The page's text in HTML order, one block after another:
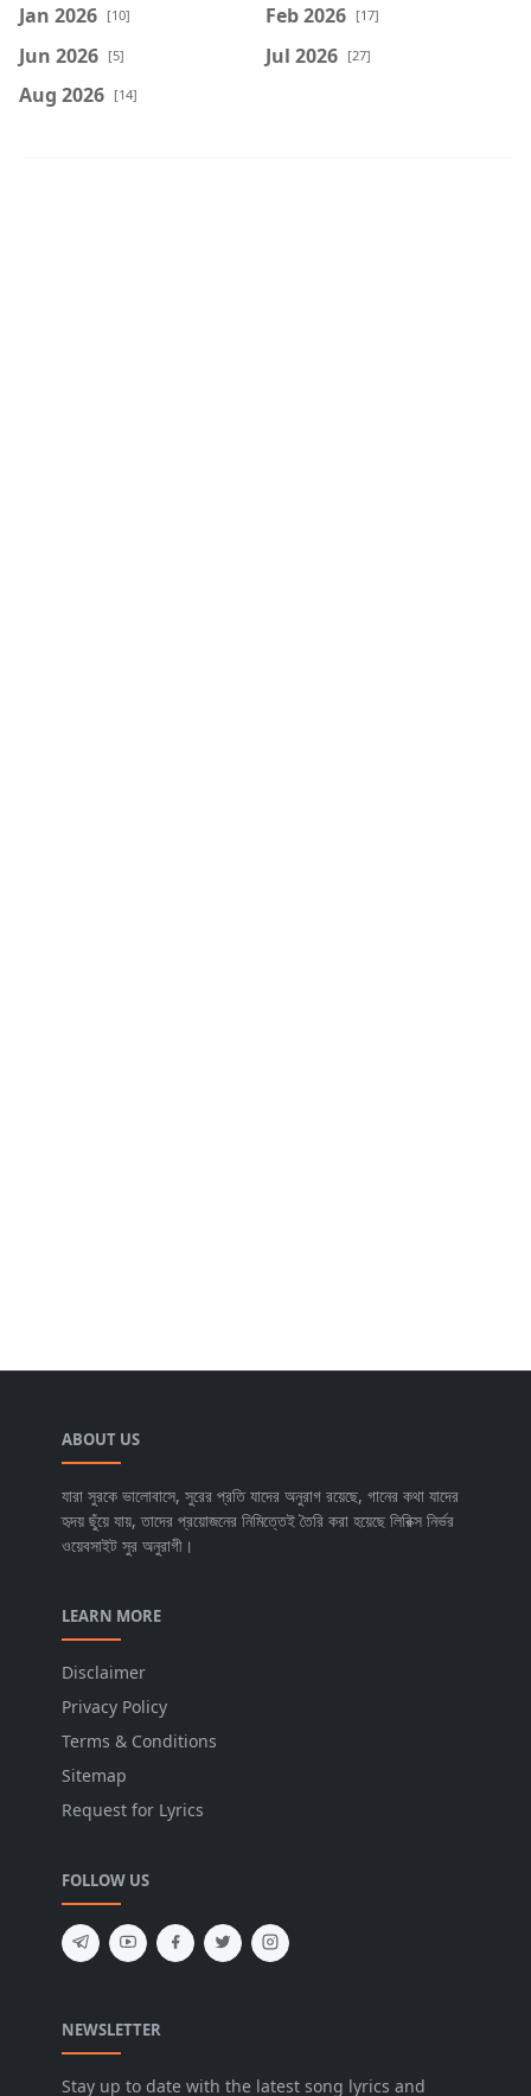
Jan 2026 [10] Feb 2026 [17]
Jun 2026 [5] Jul 2026 [27]
Aug 2026 [14]
ABOUT US
যারা সুরকে ভালোবাসে, সুরের প্রতি যাদের অনুরাগ রয়েছে, গানের কথা যাদের
হৃদয় ছুঁয়ে যায়, তাদের প্রয়োজনের নিমিত্তেই তৈরি করা হয়েছে লিরিক্স নির্ভর
ওয়েবসাইট সুর অনুরাগী।
LEARN MORE
Disclaimer
Privacy Policy
Terms & Conditions
Sitemap
Request for Lyrics
FOLLOW US
NEWSLETTER
Stay up to date with the latest song lyrics and